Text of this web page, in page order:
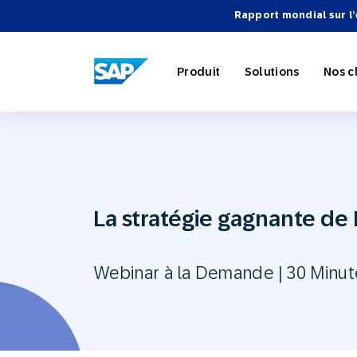
Rapport mondial sur
SAP ENGAGEMENT CLOUD
Produit Solutions Nos
Cloud
La stratégie gagnante
Webinar à la Demande | 30